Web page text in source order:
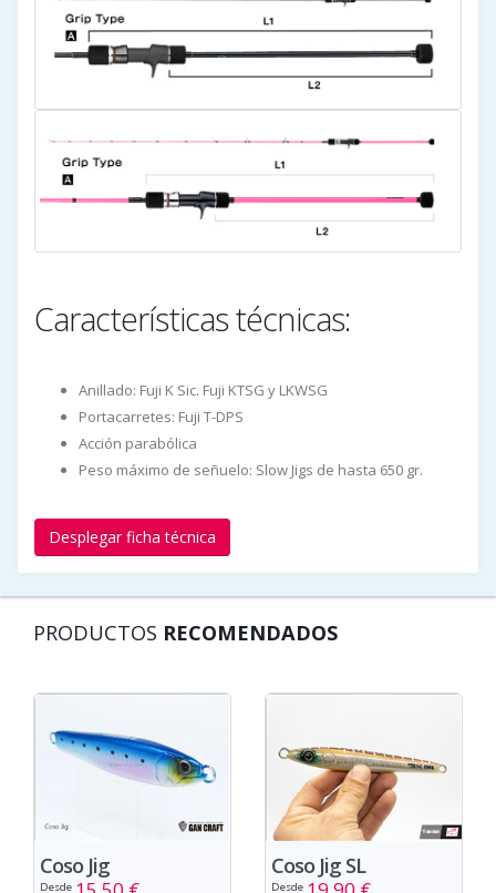
Características técnicas:
Anillado: Fuji K Sic. Fuji KTSG y LKWSG
Portacarretes: Fuji T-DPS
Acción parabólica
Peso máximo de señuelo: Slow Jigs de hasta 650 gr.
Desplegar ficha técnica
PRODUCTOS RECOMENDADOS
Coso Jig
Desde
Coso Jig SL
Desde